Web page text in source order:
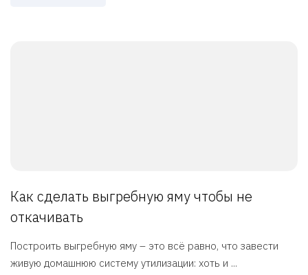
Как сделать выгребную яму чтобы не
откачивать
Построить выгребную яму – это всё равно, что завести
живую домашнюю систему утилизации: хоть и ...